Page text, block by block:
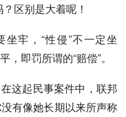
？区别是大着呢！
坐牢，“性侵”不一定坐
，即罚所谓的“赔偿”。
这起民事案件中，联邦
有像她长期以来所声称